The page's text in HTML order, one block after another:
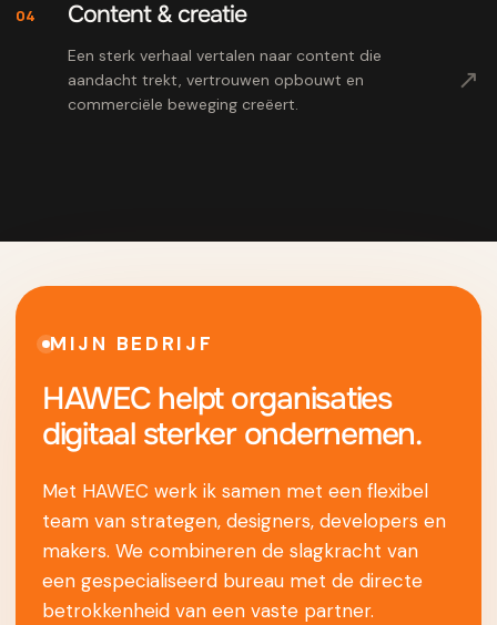
04 Content & creatie
Een sterk verhaal vertalen naar content die
aandacht trekt, vertrouwen opbouwt en
commerciële beweging creëert.
↗
MIJN BEDRIJF
HAWEC helpt organisaties
digitaal sterker ondernemen.
Met HAWEC werk ik samen met een flexibel
team van strategen, designers, developers en
makers. We combineren de slagkracht van
een gespecialiseerd bureau met de directe
betrokkenheid van een vaste partner.